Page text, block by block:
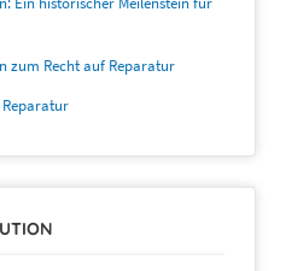
zum Recht auf Reparatur